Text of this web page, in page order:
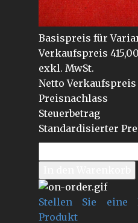
Basispreis für
Verkaufspreis
exkl. MwSt.
Netto Verkaufspreis
Preisnachlass
Steuerbetrag
Standardisierter
Stellen Sie eine
Produkt